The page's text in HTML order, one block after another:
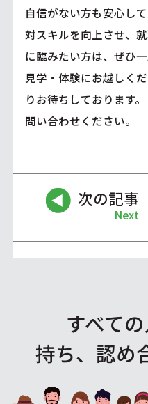
自信がない方も安心し
対スキルを向上させ、
に臨みたい方は、ぜひ
見学・体験にお越しく
りお待ちしております。
問い合わせください。
次の記事
Next
すべて
持ち、認め